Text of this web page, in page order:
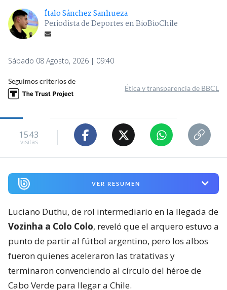
Ítalo Sánchez Sanhueza
Periodista de Deportes en BioBioChile
Sábado 08 Agosto, 2026 | 09:40
Seguimos criterios de
Ética y transparencia de BBCL
1543
visitas
VER RESUMEN
Luciano Duthu, de rol intermediario en la llegada de
Vozinha a Colo Colo, reveló que el arquero estuvo a
punto de partir al fútbol argentino, pero los albos
fueron quienes aceleraron las tratativas y
terminaron convenciendo al círculo del héroe de
Cabo Verde para llegar a Chile.